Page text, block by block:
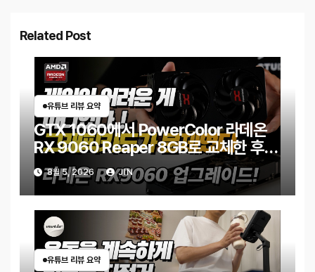
Related Post
유튜브 리뷰 요약
GTX 1060에서 PowerColor 라데온
RX 9060 Reaper 8GB로 교체한 후기
｜엘든링·몬스터 헌터 와일즈 체감 변화
8월 5, 2026 JIN
유튜브 리뷰 요약